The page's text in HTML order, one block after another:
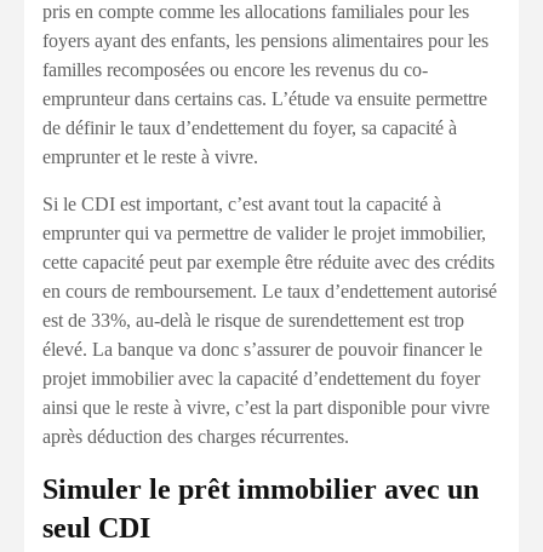
pris en compte comme les allocations familiales pour les
foyers ayant des enfants, les pensions alimentaires pour les
familles recomposées ou encore les revenus du co-
emprunteur dans certains cas. L’étude va ensuite permettre
de définir le taux d’endettement du foyer, sa capacité à
emprunter et le reste à vivre.
Si le CDI est important, c’est avant tout la capacité à
emprunter qui va permettre de valider le projet immobilier,
cette capacité peut par exemple être réduite avec des crédits
en cours de remboursement. Le taux d’endettement autorisé
est de 33%, au-delà le risque de surendettement est trop
élevé. La banque va donc s’assurer de pouvoir financer le
projet immobilier avec la capacité d’endettement du foyer
ainsi que le reste à vivre, c’est la part disponible pour vivre
après déduction des charges récurrentes.
Simuler le prêt immobilier avec un
seul CDI